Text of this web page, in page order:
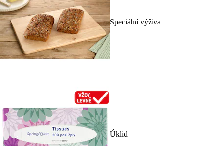
Speciální výživa
Úklid